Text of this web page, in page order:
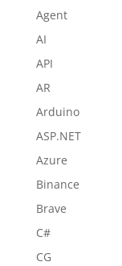
Agent
AI
API
AR
Arduino
ASP.NET
Azure
Binance
Brave
C#
CG